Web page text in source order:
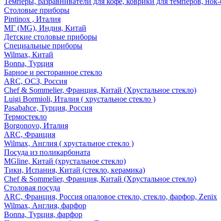
Столовые приборы
Pintinox , Италия
МГ (MG), Индия, Китай
Детские столовые приборы
Специальные приборы
Wilmax, Китай
Bonna, Турция
Барное и ресторанное стекло
ARC, ОСЗ, Россия
Chef & Sommelier, Франция, Китай (Хрустальное стекло)
Luigi Bormioli, Италия ( хрустальное стекло )
Pasabahce, Турция, Россия
Термостекло
Borgonovo, Италия
ARC, Франция
Wilmax, Англия ( хрустальное стекло )
Посуда из поликарбоната
MGline, Китай (хрустальное стекло)
Тики, Испания, Китай (стекло, керамика)
Chef & Sommelier, Франция, Китай (Хрустальное стекло)
Столовая посуда
ARC, Франция, Россия опаловое стекло, стекло, фарфор, Zenix
Wilmax, Англия, фарфор
Bonna, Турция, фарфор